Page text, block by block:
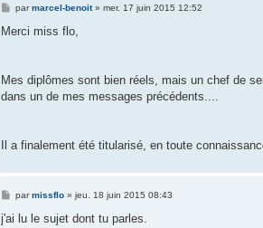
M
s
parmarcel-benoit» mer. 17 juin 2015 12:52
Merci miss flo,
Mes diplômes sont bien réels, mais un chef de
dans un de mes messages précédents....
Il a finalement été titularisé, en toute
M
s
parmissflo» jeu. 18 juin 2015 08:43
j'ai lu le sujet dont tu parles.